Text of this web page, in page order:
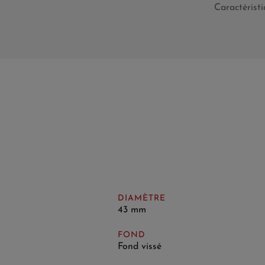
DIAMÈTRE
43 mm
FOND
Fond vissé